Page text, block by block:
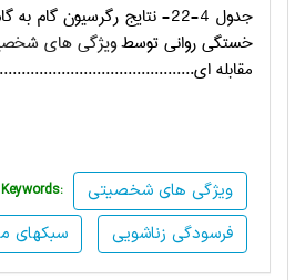
جدول 4-22- نتایج رگرسیون
خستگی روانی توسطویژگی های
مقابله
Keywords:
ویژگی های شخصیتی
سبکهای
فرسودگی زناشویی